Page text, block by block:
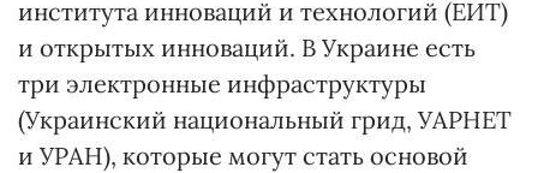
института инноваций и технологий (ЕИT)
и открытых инноваций. В Украине есть
три электронные инфраструктуры
(Украинский национальный грид, УАРНЕТ
и УРАН), которые могут стать основой